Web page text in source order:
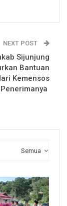
NEXT POST
Sijunjung
Bantuan
Kemensos
Semua